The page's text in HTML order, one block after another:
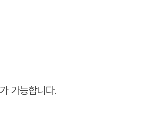
가능합니다.